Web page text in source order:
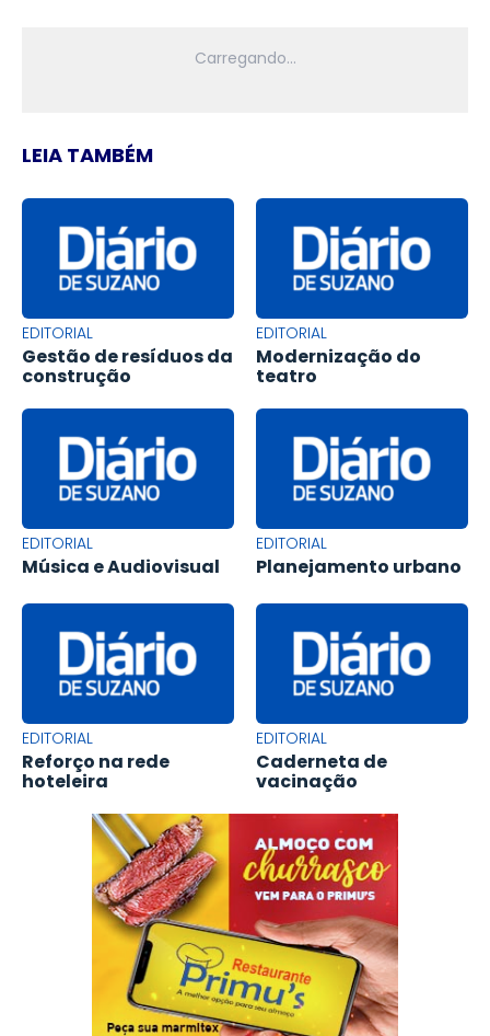
LEIA TAMBÉM
EDITORIAL
Gestão de resíduos da
construção
EDITORIAL
Modernização do
teatro
EDITORIAL
Música e Audiovisual
EDITORIAL
Planejamento urbano
EDITORIAL
Reforço na rede
hoteleira
EDITORIAL
Caderneta de
vacinação